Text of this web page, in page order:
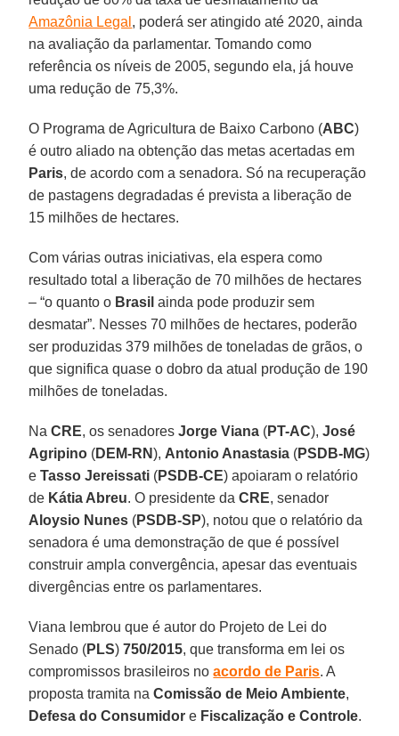
Amazônia Legal , poderá ser atingido até 2020, ainda
na avaliação da parlamentar. Tomando como
referência os níveis de 2005, segundo ela, já houve
uma redução de 75,3%.
O Programa de Agricultura de Baixo Carbono (ABC)
é outro aliado na obtenção das metas acertadas em
Paris, de acordo com a senadora. Só na recuperação
de pastagens degradadas é prevista a liberação de
15 milhões de hectares.
Com várias outras iniciativas, ela espera como
resultado total a liberação de 70 milhões de hectares
– “o quanto o Brasil ainda pode produzir sem
desmatar”. Nesses 70 milhões de hectares, poderão
ser produzidas 379 milhões de toneladas de grãos, o
que significa quase o dobro da atual produção de 190
milhões de toneladas.
NaCRE, os senadoresJorge Viana (PT-AC),José
Agripino (DEM-RN), Antonio Anastasia (PSDB-MG)
eTasso Jereissati (PSDB-CE) apoiaram o relatório
de Kátia Abreu. O presidente daCRE, senador
Aloysio Nunes (PSDB-SP), notou que o relatório da
senadora é uma demonstração de que é possível
construir ampla convergência, apesar das eventuais
divergências entre os parlamentares.
Viana lembrou que é autor do Projeto de Lei do
Senado (PLS)750/2015, que transforma em lei os
compromissos brasileiros noacordo de Paris. A
proposta tramita naComissão de Meio Ambiente,
Defesa do Consumidor e Fiscalização e Controle.